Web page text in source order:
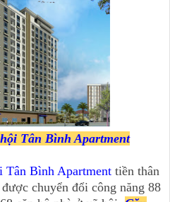
Tân Bình Apartment
Tân Bình Apartment tiền thân
chuyển đổi công năng 88